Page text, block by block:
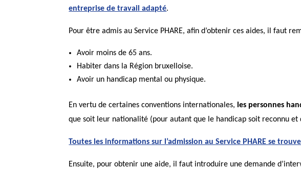
entreprise de travail adapté.
Pour être admis au Service PHARE, afin d’obtenir ces aides, il faut
Avoir moins de 65 ans.
Habiter dans la Région bruxelloise.
Avoir un handicap mental ou physique.
En vertu de certaines conventions internationales, les personnes
que soit leur nationalité (pour autant que le handicap soit reconnu et
Toutes les informations sur l’admission au Service PHARE se
Ensuite, pour obtenir une aide, il faut introduire une demande